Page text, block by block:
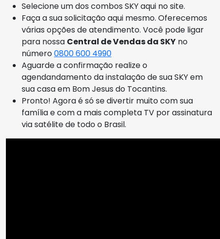
Selecione um dos combos SKY aqui no site.
Faça a sua solicitação aqui mesmo. Oferecemos
várias opções de atendimento. Você pode ligar
para nossa Central de Vendas da SKY no
número0800 600 4990
Aguarde a confirmação realize o
agendandamento da instalação de sua SKY em
sua casa em Bom Jesus do Tocantins.
Pronto! Agora é só se divertir muito com sua
família e com a mais completa TV por assinatura
via satélite de todo o Brasil.